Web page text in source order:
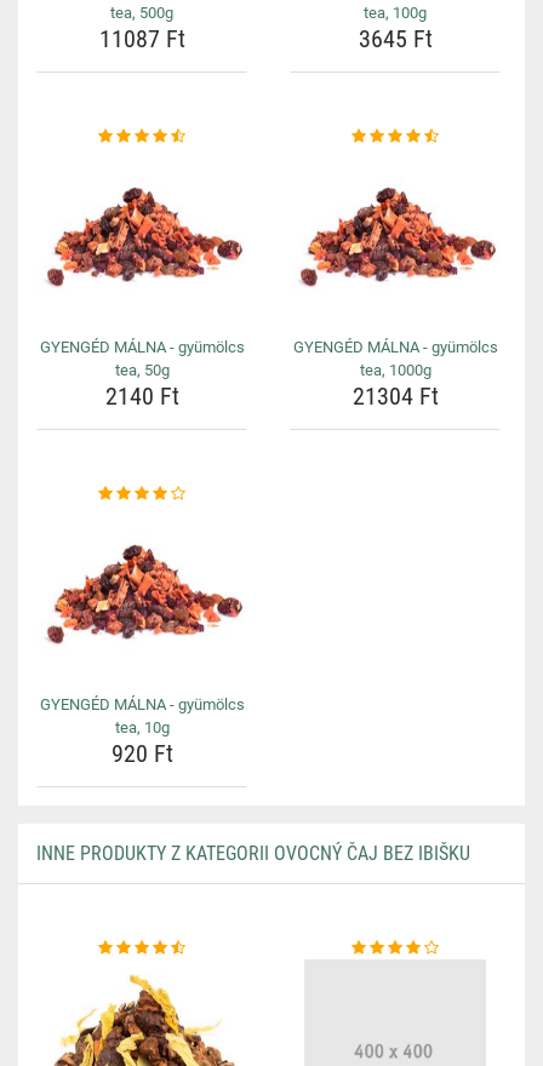
tea, 500g
11087 Ft
tea, 100g
3645 Ft
GYENGÉD MÁLNA - gyümölcs
tea, 50g
2140 Ft
GYENGÉD MÁLNA - gyümölcs
tea, 1000g
21304 Ft
GYENGÉD MÁLNA - gyümölcs
tea, 10g
920 Ft
INNE PRODUKTY Z KATEGORII OVOCNÝ ČAJ BEZ IBIŠKU